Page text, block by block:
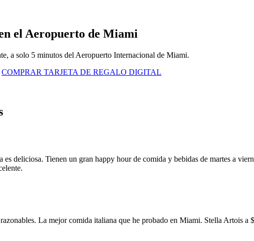
el Aeropuerto de Miami
a solo 5 minutos del Aeropuerto Internacional de Miami.
COMPRAR TARJETA DE REGALO DIGITAL
deliciosa. Tienen un gran happy hour de comida y bebidas de martes a
La mejor comida italiana que he probado en Miami. Stella Artois